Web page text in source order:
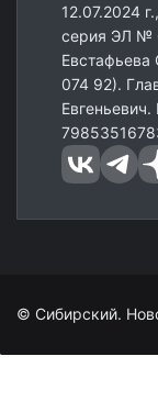
12.07.2024
серия ЭЛ №
074 92).
© Сибирский.